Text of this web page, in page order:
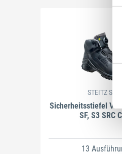
STEITZ
Sicherheitsstiefel VD
SF, S3 SRC
13